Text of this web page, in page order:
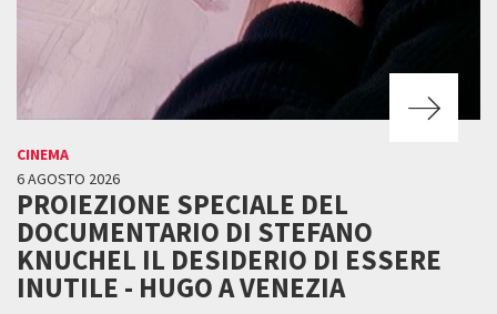
CINEMA
6 AGOSTO 2026
PROIEZIONE SPECIALE DEL
DOCUMENTARIO DI STEFANO
KNUCHEL IL DESIDERIO DI ESSERE
INUTILE - HUGO A VENEZIA